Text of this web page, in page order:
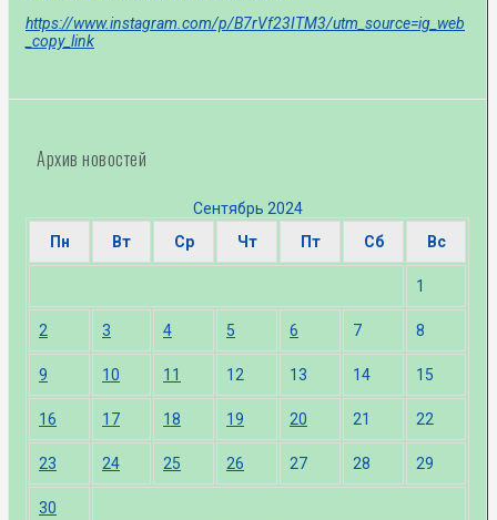
https://www.instagram.com/p/B7rVf23ITM3/utm_source=ig_web
_copy_link
Архив новостей
Сентябрь 2024
Пн
Вт Ср Чт Пт Сб Вс
1
2 3 4 5 6 7 8
9 10 11 12 13 14 15
16 17 18 19 20 21 22
23 24 25 26 27 28 29
30